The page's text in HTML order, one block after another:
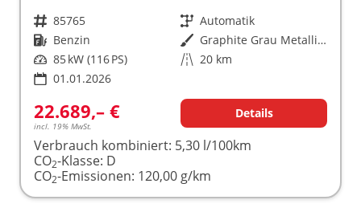
Fahrzeugnr. 85765 Getriebe Automatik
Kraftstoff Benzin Außenfarbe
Graphite Grau Metallic (5X)
Leistung 85 kW (116 PS) Kilometerstand 20 km
01.01.2026
22.689,– €
incl. 19% MwSt.
Details
Verbrauch kombiniert: 5,30 l/100km
CO2-Klasse: D
CO2-Emissionen: 120,00 g/km